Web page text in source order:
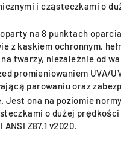
i cząsteczkami o
na 8 punktach
kaskiem ochronnym,
twarzy, niezależnie od
promieniowaniem UVA/
parowaniu oraz
ona na poziomie
o dużej
Z87.1 v2020.